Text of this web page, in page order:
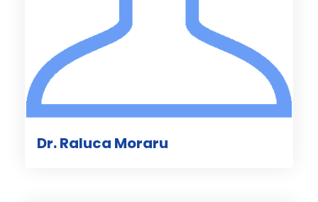
Dr. Raluca Moraru